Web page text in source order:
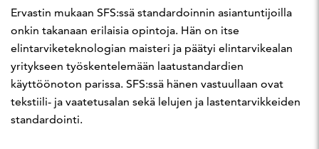
Ervastin mukaan SFS:ssä standardoinnin asiantuntijoilla
onkin takanaan erilaisia opintoja. Hän on itse
elintarviketeknologian maisteri ja päätyi elintarvikealan
yritykseen työskentelemään laatustandardien
käyttöönoton parissa. SFS:ssä hänen vastuullaan ovat
tekstiili- ja vaatetusalan sekä lelujen ja lastentarvikkeiden
standardointi.